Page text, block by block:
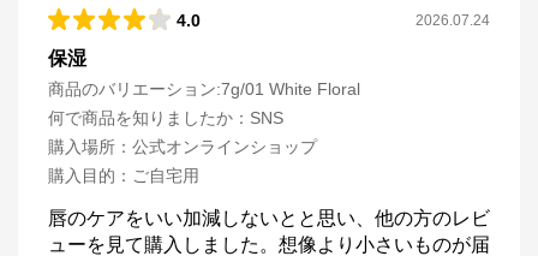
4.0 2026.07.24
保湿
商品のバリエーション:7g/01 White Floral
何で商品を知りましたか ： SNS
購入場所 ： 公式オンラインショップ
購入目的 ： ご自宅用
唇のケアをいい加減しないとと思い、他の方のレビ
ューを見て購入しました。想像より小さいものが届